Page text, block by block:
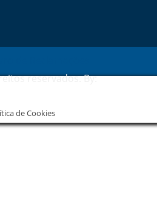
reservados. By:
de Cookies